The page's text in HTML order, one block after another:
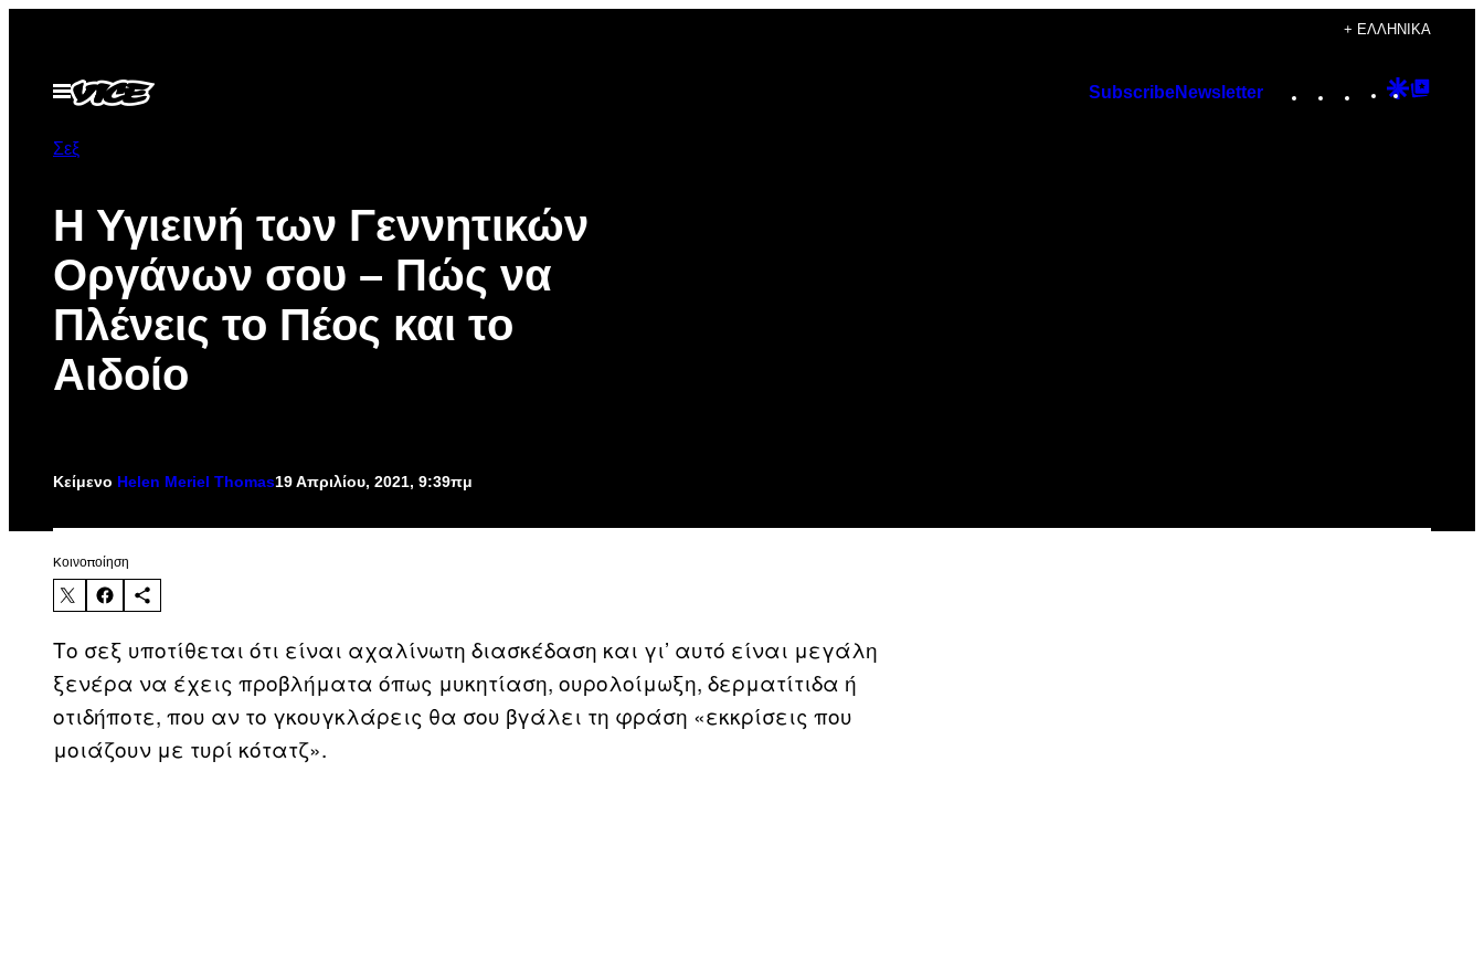
περιεχόμενο
+ ΕΛΛΗΝΙΚΆ
Ανοίξτε
το
SubscribeNewsletter Instagram
TikTok
YouTube
Google
Σεξ
Η Υγιεινή των Γεννητικών
Οργάνων σου – Πώς να
Πλένεις το Πέος και το
Αιδοίο
Κείμενο Helen Meriel Thomas19 Απριλίου, 2021, 9:39πμ
Kοινοποίηση
Το σεξ υποτίθεται ότι είναι αχαλίνωτη διασκέδαση και γι’ αυτό είναι μεγάλη
ξενέρα να έχεις προβλήματα όπως μυκητίαση, ουρολοίμωξη, δερματίτιδα ή
οτιδήποτε, που αν το γκουγκλάρεις θα σου βγάλει τη φράση «εκκρίσεις που
μοιάζουν με τυρί κότατζ».